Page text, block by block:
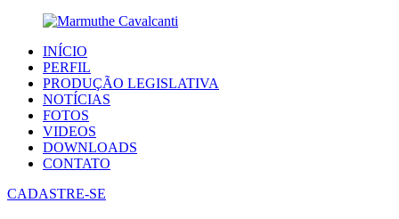
INÍCIO
PERFIL
PRODUÇÃO LEGISLATIVA
NOTÍCIAS
FOTOS
VIDEOS
DOWNLOADS
CONTATO
CADASTRE-SE